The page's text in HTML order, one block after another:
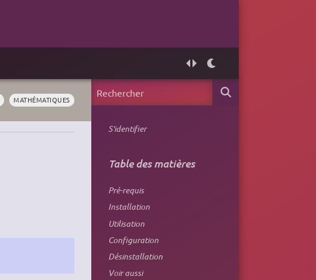
MATHÉMATIQUES
S'identifier
Table des matières
Pré-requis
Installation
Utilisation
Configuration
Désinstallation
Voir aussi